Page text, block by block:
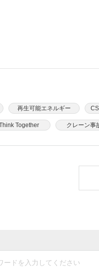
再生可能エネルギー
Together クレーン事